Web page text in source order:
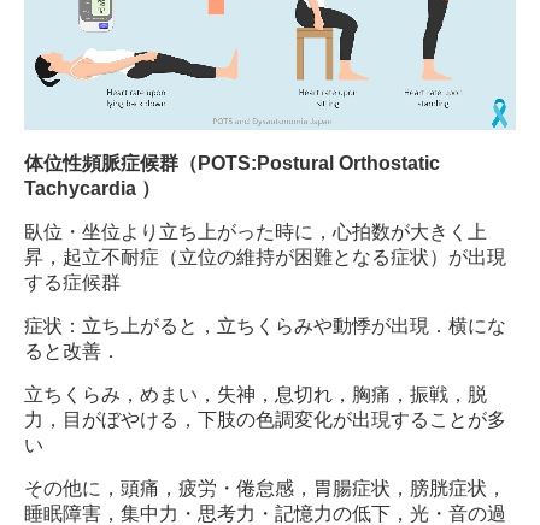
体位性頻脈症候群（POTS:Postural Orthostatic
Tachycardia ）
臥位・坐位より立ち上がった時に，心拍数が大きく上
昇，起立不耐症（立位の維持が困難となる症状）が出現
する症候群
症状：立ち上がると，立ちくらみや動悸が出現．横にな
ると改善．
立ちくらみ，めまい， 失神， 息切れ， 胸痛， 振戦， 脱
力， 目がぼやける， 下肢の色調変化が出現することが多
い
その他に ， 頭痛， 疲労・倦怠感， 胃腸症状， 膀胱症状，
睡眠障害， 集中力・思考力・記憶力の低下， 光・音の過